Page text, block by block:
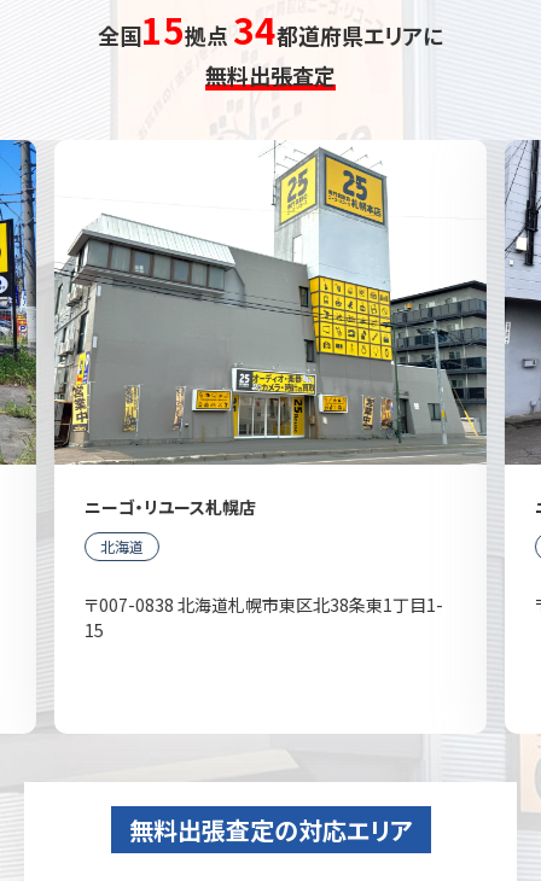
全国15拠点 34都道府県エリアに
無料出張査定
ニーゴ・リユース札幌店
北海道
〒007-0838 北海道札幌市東区北38条東1丁目1-
15
無料出張査定の対応エリア